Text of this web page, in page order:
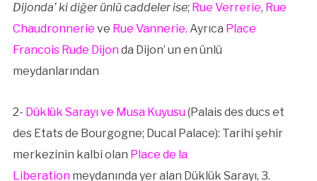
Dijonda’ ki diğer ünlü caddeler ise; Rue Verrerie, Rue
Chaudronnerie ve Rue Vannerie. Ayrıca Place
Francois Rude Dijonda Dijon’ un en ünlü
meydanlarından
2- Düklük Sarayı ve Musa Kuyusu(Palais des ducs et
des Etats de Bourgogne; Ducal Palace): Tarihi şehir
merkezinin kalbi olan Place de la
Liberationmeydanında yer alan Düklük Sarayı, 3.